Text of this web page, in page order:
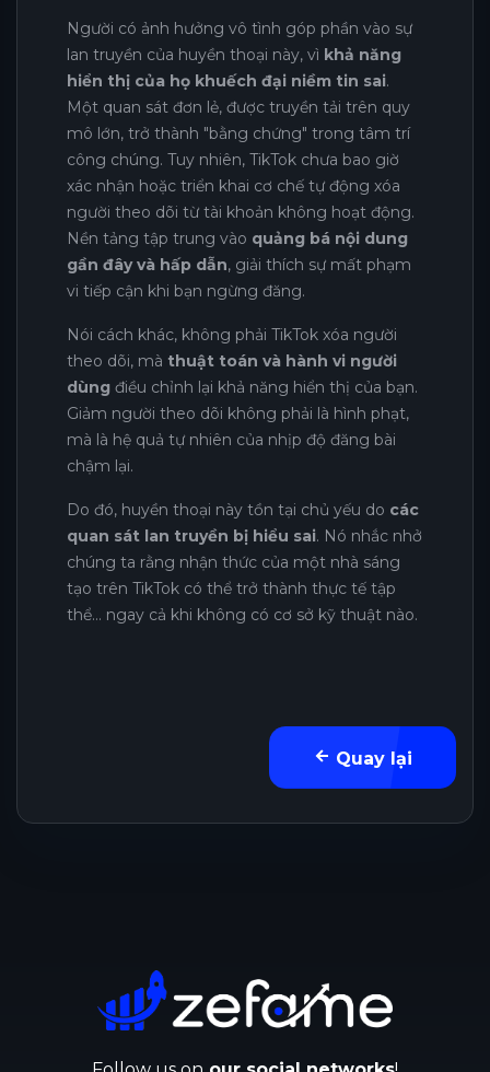
Người có ảnh hưởng vô tình góp phần vào sự
lan truyền của huyền thoại này, vì khả năng
hiển thị của họ khuếch đại niềm tin sai.
Một quan sát đơn lẻ, được truyền tải trên quy
mô lớn, trở thành "bằng chứng" trong tâm trí
công chúng. Tuy nhiên, TikTok chưa bao giờ
xác nhận hoặc triển khai cơ chế tự động xóa
người theo dõi từ tài khoản không hoạt động.
Nền tảng tập trung vào quảng bá nội dung
gần đây và hấp dẫn, giải thích sự mất phạm
vi tiếp cận khi bạn ngừng đăng.
Nói cách khác, không phải TikTok xóa người
theo dõi, mà thuật toán và hành vi người
dùng điều chỉnh lại khả năng hiển thị của bạn.
Giảm người theo dõi không phải là hình phạt,
mà là hệ quả tự nhiên của nhịp độ đăng bài
chậm lại.
Do đó, huyền thoại này tồn tại chủ yếu do các
quan sát lan truyền bị hiểu sai. Nó nhắc nhở
chúng ta rằng nhận thức của một nhà sáng
tạo trên TikTok có thể trở thành thực tế tập
thể… ngay cả khi không có cơ sở kỹ thuật nào.
Quay lại